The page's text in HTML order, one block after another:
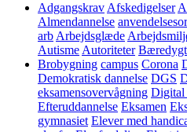
Adgangskrav Afskedigelser
Almendannelse
arb Arbejdsglæde
Autisme Autoriteter
Brobygning campus Corona
Demokratisk dannelse DGS
eksamensovervågning Digital
Efteruddannelse Eksamen
gymnasiet Elever med